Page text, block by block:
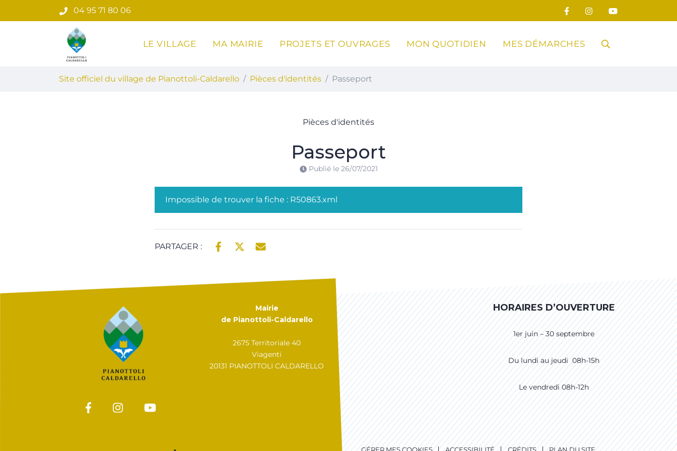
au
04 95 71 80 06
Site officiel du village de Pianottoli-Caldarello
LE VILLAGE MA MAIRIE PROJETS ET OUVRAGES MON QUOTIDIEN MES DÉMARCHES RECHERCHE
Site officiel du village de Pianottoli-Caldarello Pièces d'identités Passeport
Pièces d'identités
Passeport
Publié le 26/07/2021
Impossible de trouver la fiche : R50863.xml
PARTAGER :
Mairie
de Pianottoli-Caldarello
2675 Territoriale 40
Viagenti
20131 PIANOTTOLI CALDARELLO
HORAIRES D’OUVERTURE
1er juin – 30 septembre
Du lundi au jeudi 08h-15h
Le vendredi 08h-12h